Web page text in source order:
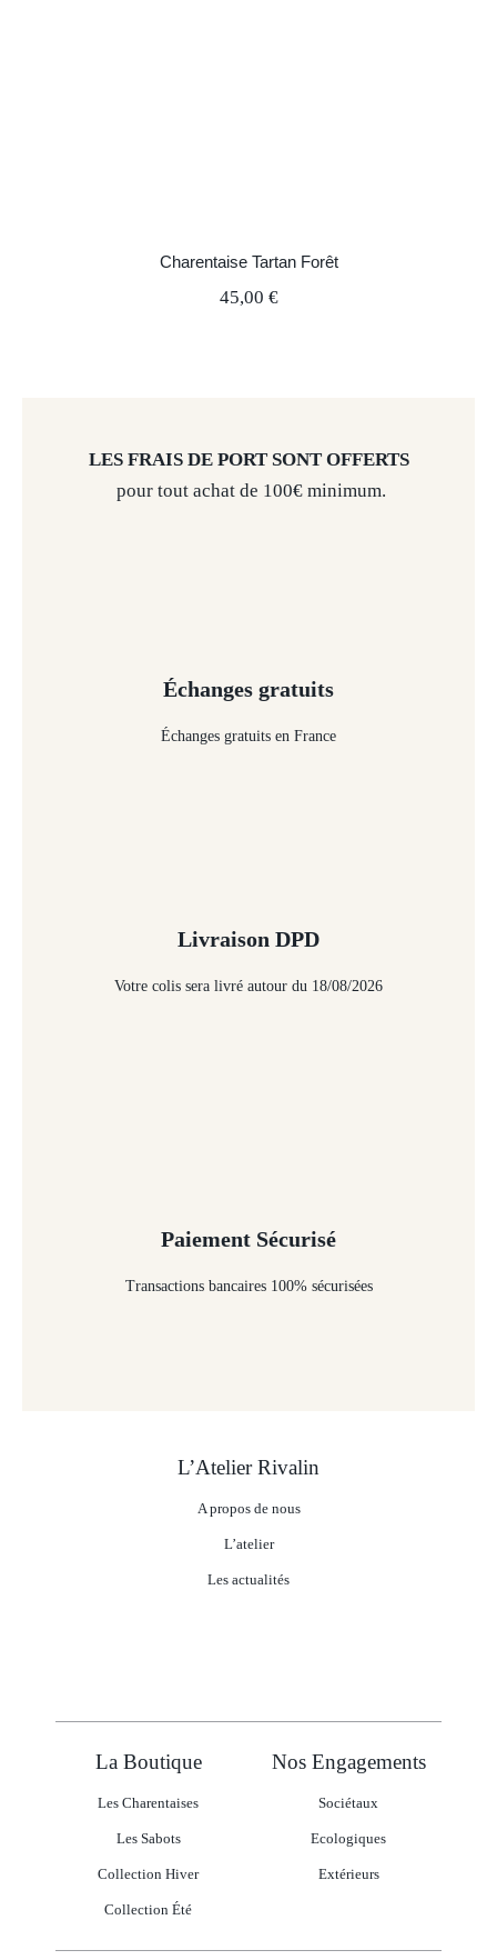
Charentaise Tartan Forêt
45,00 €
LES FRAIS DE PORT SONT OFFERTS
pour tout achat de 100€ minimum.
Échanges gratuits
Échanges gratuits en France
Livraison DPD
Votre colis sera livré autour du 18/08/2026
Paiement Sécurisé
Transactions bancaires 100% sécurisées
L’Atelier Rivalin
A propos de nous
L’atelier
Les actualités
La Boutique
Les Charentaises
Les Sabots
Collection Hiver
Collection Été
Nos Engagements
Sociétaux
Ecologiques
Extérieurs